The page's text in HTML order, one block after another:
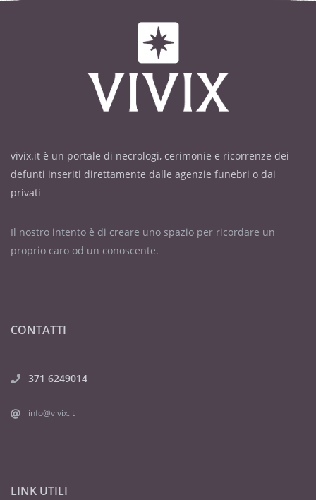
vivix.it è un portale di necrologi, cerimonie e ricorrenze dei
defunti inseriti direttamente dalle agenzie funebri o dai
privati
Il nostro intento è di creare uno spazio per ricordare un
proprio caro od un conoscente.
CONTATTI
371 6249014
info@vivix.it
LINK UTILI